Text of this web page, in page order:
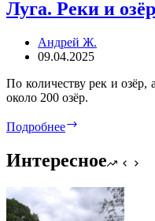
Луга. Реки и
Андрей Ж.
09.04.2025
По количеству рек и
около 200 озёр.
Подробнее
озёра
Интересное